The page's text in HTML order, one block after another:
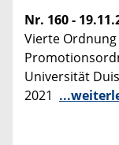
Nr. 160 -
Vierte
Universität
2021